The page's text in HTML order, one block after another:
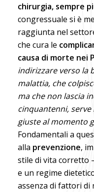
chirurgia, sempre
congressuale si è
raggiunta nel
che cura le
causa di morte nei
indirizzare verso la
malattia, che
ma che non lascia
cinquantenni,
giuste al momento
Fondamentali a
alla prevenzione,
stile di vita corretto
e un regime
assenza di fattori di